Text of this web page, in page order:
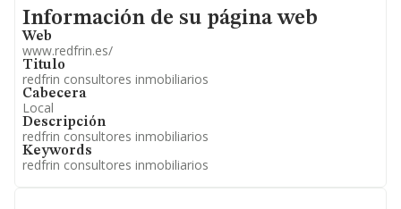
Información oficial y registral complementaria.
Informacion de su página web
Información de su página web
Web
www.redfrin.es/
Titulo
redfrin consultores inmobiliarios
Cabecera
Local
Descripción
redfrin consultores inmobiliarios
Keywords
redfrin consultores inmobiliarios